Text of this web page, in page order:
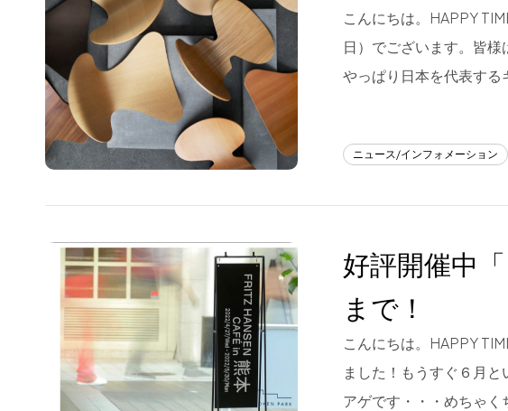
フラッグシップストア
0965-52-0323
熊本店
096-274-8175
Arv
0965-45-9282
こんにちは。HAPPY
日）でございます。皆
やっぱり日本を代表す
ニュース/インフォメーション
好評開催中
まで！
こんにちは。HAPPY
ました！もうすぐ６月
アゲです・・・めちゃ